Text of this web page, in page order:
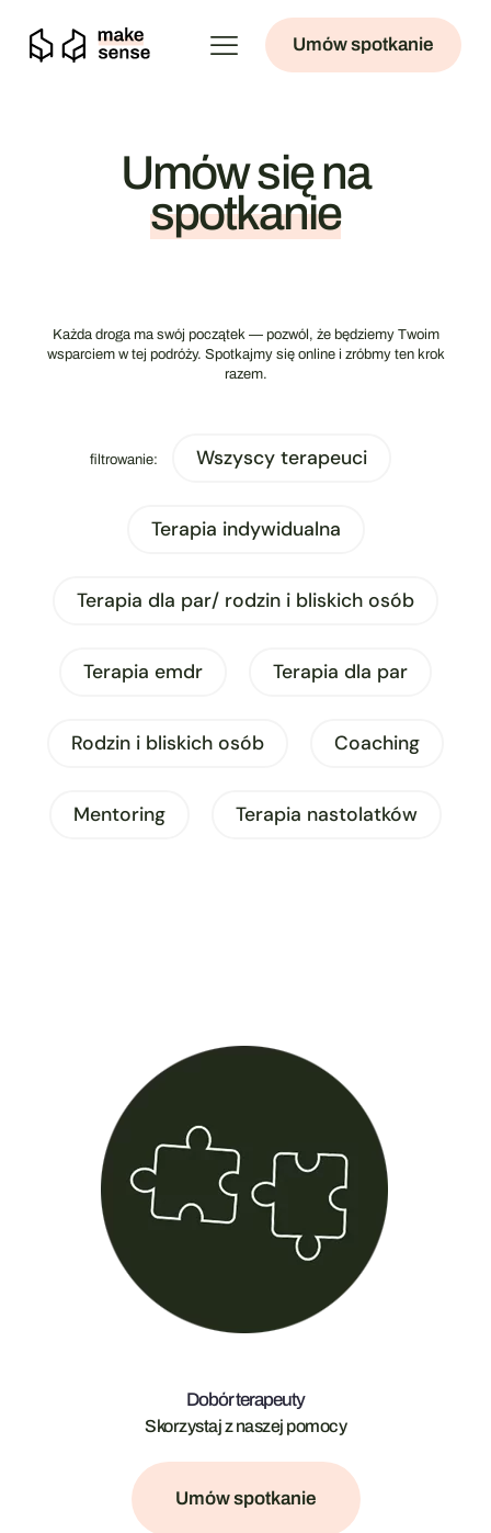
Umów spotkanie
Umów się na
spotkanie
Każda droga ma swój początek — pozwól, że będziemy Twoim
wsparciem w tej podróży. Spotkajmy się online i zróbmy ten krok
razem.
filtrowanie: Wszyscy terapeuci
Terapia indywidualna
Terapia dla par/ rodzin i bliskich osób
Terapia emdr Terapia dla par
Rodzin i bliskich osób Coaching
Mentoring Terapia nastolatków
Dobór terapeuty
Skorzystaj z naszej pomocy
Umów spotkanie